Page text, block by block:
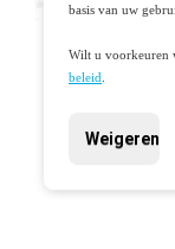
basis van uw
Wilt u voorkeuren
beleid
Weigeren